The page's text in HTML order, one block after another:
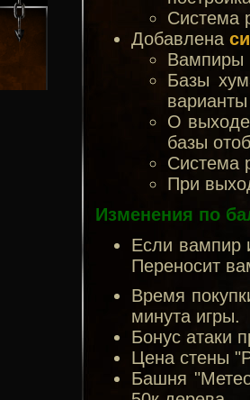
Система
Добавлена
Вампиры
Базы
О выходе
базы
Система
При
Изменения по
Если вампир
Переносит
Время
минута игры.
Бонус атаки
Цена стены
Башня